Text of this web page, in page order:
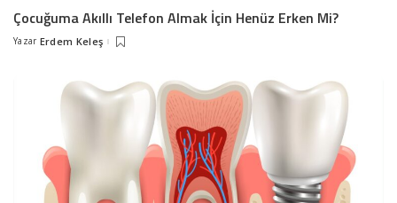
Çocuğuma Akıllı Telefon Almak İçin Henüz Erken Mi?
Posted
Yazar Erdem Keleş